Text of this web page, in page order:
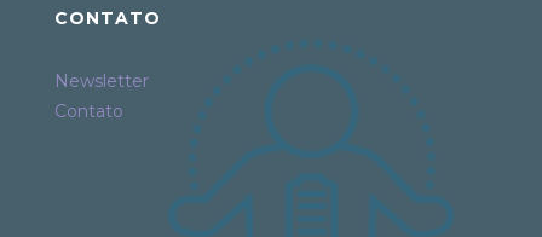
CONTATO
Newsletter
Contato